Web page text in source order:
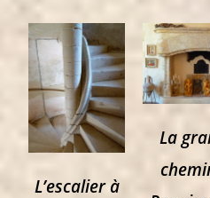
L’escalier à
La